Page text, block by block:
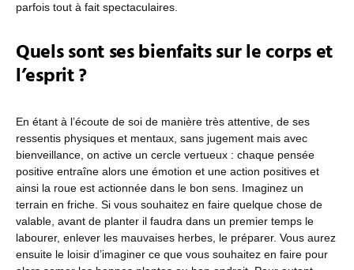
parfois tout à fait spectaculaires.
Quels sont ses bienfaits sur le corps et
l’esprit ?
En étant à l’écoute de soi de manière très attentive, de ses
ressentis physiques et mentaux, sans jugement mais avec
bienveillance, on active un cercle vertueux : chaque pensée
positive entraîne alors une émotion et une action positives et
ainsi la roue est actionnée dans le bon sens. Imaginez un
terrain en friche. Si vous souhaitez en faire quelque chose de
valable, avant de planter il faudra dans un premier temps le
labourer, enlever les mauvaises herbes, le préparer. Vous aurez
ensuite le loisir d’imaginer ce que vous souhaitez en faire pour